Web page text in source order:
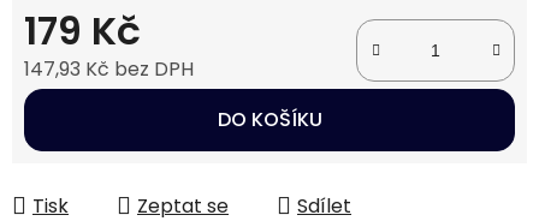
179 Kč
147,93 Kč bez DPH
Měrná cena:
DO KOŠÍKU
Tisk Zeptat se Sdílet